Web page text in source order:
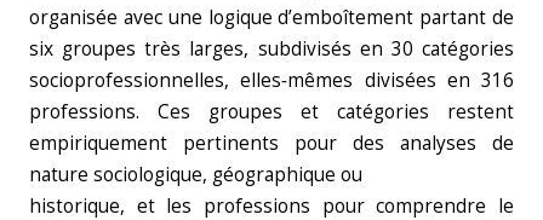
organisée avec une logique d’emboîtement partant de
six groupes très larges, subdivisés en 30 catégories
socioprofessionnelles, elles‑mêmes divisées en 316
professions. Ces groupes et catégories restent
empiriquement pertinents pour des analyses de
nature sociologique, géographique ou
historique, et les professions pour comprendre le